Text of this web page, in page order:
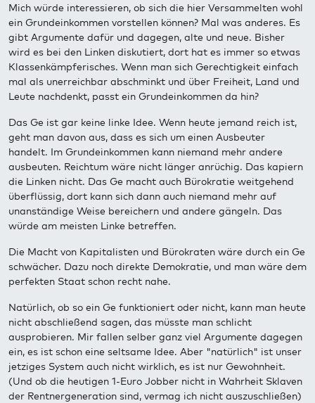
Mich würde interessieren, ob sich die hier Versammelten wohl
ein Grundeinkommen vorstellen können? Mal was anderes. Es
gibt Argumente dafür und dagegen, alte und neue. Bisher
wird es bei den Linken diskutiert, dort hat es immer so etwas
Klassenkämpferisches. Wenn man sich Gerechtigkeit einfach
mal als unerreichbar abschminkt und über Freiheit, Land und
Leute nachdenkt, passt ein Grundeinkommen da hin?
Das Ge ist gar keine linke Idee. Wenn heute jemand reich ist,
geht man davon aus, dass es sich um einen Ausbeuter
handelt. Im Grundeinkommen kann niemand mehr andere
ausbeuten. Reichtum wäre nicht länger anrüchig. Das kapiern
die Linken nicht. Das Ge macht auch Bürokratie weitgehend
überflüssig, dort kann sich dann auch niemand mehr auf
unanständige Weise bereichern und andere gängeln. Das
würde am meisten Linke betreffen.
Die Macht von Kapitalisten und Bürokraten wäre durch ein Ge
schwächer. Dazu noch direkte Demokratie, und man wäre dem
perfekten Staat schon recht nahe.
Natürlich, ob so ein Ge funktioniert oder nicht, kann man heute
nicht abschließend sagen, das müsste man schlicht
ausprobieren. Mir fallen selber ganz viel Argumente dagegen
ein, es ist schon eine seltsame Idee. Aber "natürlich" ist unser
jetziges System auch nicht wirklich, es ist nur Gewohnheit.
(Und ob die heutigen 1-Euro Jobber nicht in Wahrheit Sklaven
der Rentnergeneration sind, vermag ich nicht auszuschließen)